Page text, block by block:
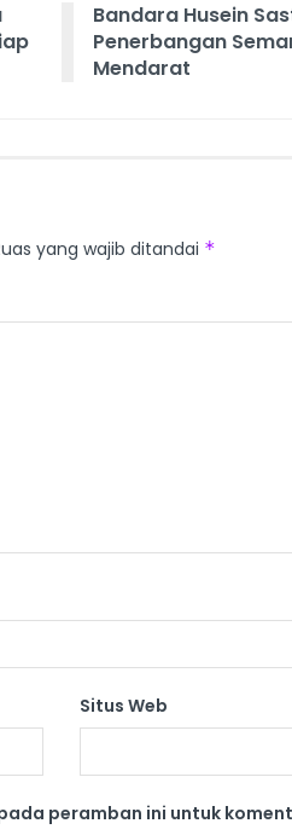
Bandara Husein
Penerbangan
Mendarat
yang wajib ditandai *
Situs Web
peramban ini untuk